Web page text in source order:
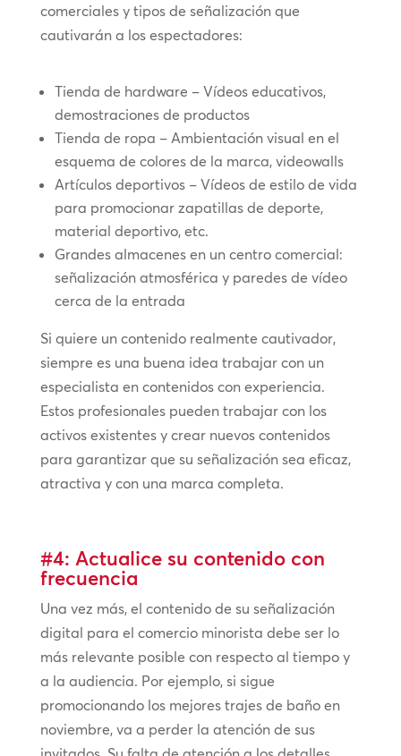
comerciales y tipos de señalización que
cautivarán a los espectadores:
Tienda de hardware – Vídeos educativos,
demostraciones de productos
Tienda de ropa – Ambientación visual en el
esquema de colores de la marca, videowalls
Artículos deportivos – Vídeos de estilo de vida
para promocionar zapatillas de deporte,
material deportivo, etc.
Grandes almacenes en un centro comercial:
señalización atmosférica y paredes de vídeo
cerca de la entrada
Si quiere un contenido realmente cautivador,
siempre es una buena idea trabajar con un
especialista en contenidos con experiencia.
Estos profesionales pueden trabajar con los
activos existentes y crear nuevos contenidos
para garantizar que su señalización sea eficaz,
atractiva y con una marca completa.
#4: Actualice su contenido con
frecuencia
Una vez más, el contenido de su señalización
digital para el comercio minorista debe ser lo
más relevante posible con respecto al tiempo y
a la audiencia. Por ejemplo, si sigue
promocionando los mejores trajes de baño en
noviembre, va a perder la atención de sus